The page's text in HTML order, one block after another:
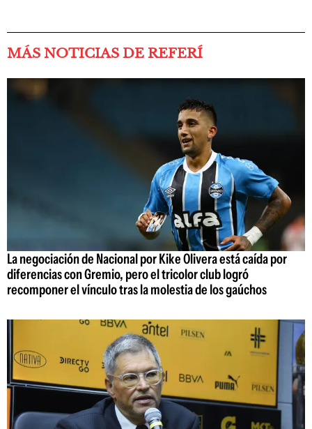
MÁS NOTICIAS DE REFERÍ
La negociación de Nacional por Kike Olivera está caída por
diferencias con Gremio, pero el tricolor club logró
recomponer el vínculo tras la molestia de los gaúchos